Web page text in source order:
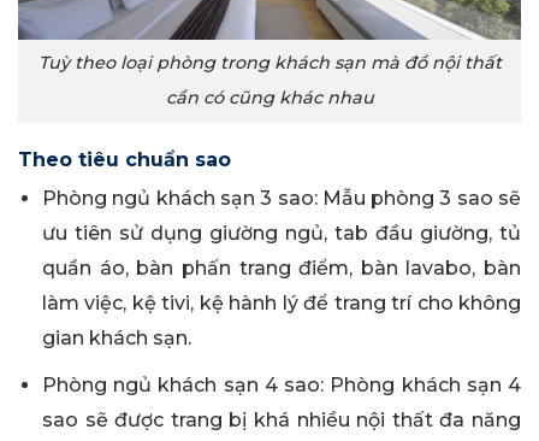
Tuỳ theo loại phòng trong khách sạn mà đồ nội thất
cần có cũng khác nhau
Theo tiêu chuẩn sao
Phòng ngủ khách sạn 3 sao: Mẫu phòng 3 sao sẽ
ưu tiên sử dụng giường ngủ, tab đầu giường, tủ
quần áo, bàn phấn trang điểm, bàn lavabo, bàn
làm việc, kệ tivi, kệ hành lý để trang trí cho không
gian khách sạn.
Phòng ngủ khách sạn 4 sao: Phòng khách sạn 4
sao sẽ được trang bị khá nhiều nội thất đa năng